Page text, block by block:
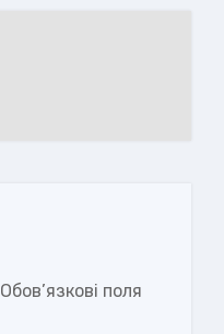
Обов’язкові поля